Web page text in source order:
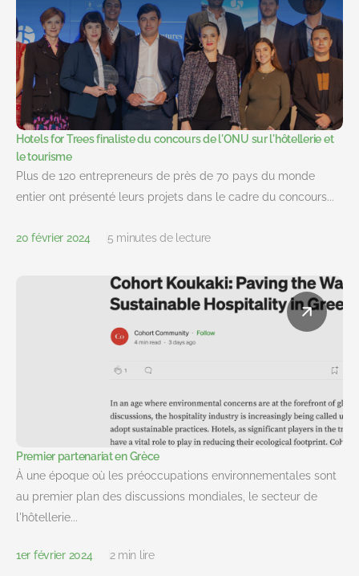
Hotels for Trees finaliste du concours de l'ONU sur l'hôtellerie et
le tourisme
Plus de 120 entrepreneurs de près de 70 pays du monde
entier ont présenté leurs projets dans le cadre du concours...
20 février 2024 5 minutes de lecture
Premier partenariat en Grèce
À une époque où les préoccupations environnementales sont
au premier plan des discussions mondiales, le secteur de
l'hôtellerie...
1er février 2024 2 min lire